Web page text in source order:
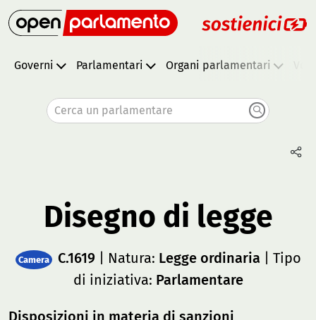
Governi Parlamentari Organi parlamentari
Cerca un parlamentare
Disegno di legge
Camera C.1619 | Natura: Legge ordinaria | Tipo
di iniziativa: Parlamentare
Disposizioni in materia di sanzioni